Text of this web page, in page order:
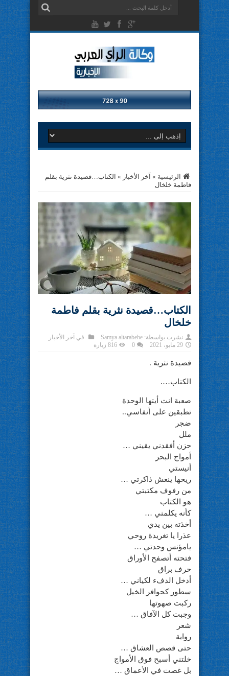
الرئيسية » آخر الأخبار » الكتاب…قصيدة نثرية بقلم
فاطمة خلخال
الكتاب…قصيدة نثرية بقلم فاطمة
خلخال
نشرت بواسطة: Samya altarabehe في آخر الأخبار
29 مايو، 2021
0 816 زيارة
قصيدة نثرية .
الكتاب….
صعبة انت أيتها الوحدة
تطبقين على أنفاسي..
ضجر
ملل
حزن أفقدني يقيني …
أمواج البحر
أنيستي
ريحها ينعش ذاكرتي …
من رفوف مكتبتي
هو الكتاب
كأنه يكلمني …
أخذته بين يدي
عذرا يا تغريدة روحي
يامؤنس وحدتي …
فتحته أتصفح الأوراق
حرف براق
أدخل الدفء لكياني …
سطور كحوافر الخيل
ركبت صهوتها
وجبت كل الآفاق …
شعر
رواية
حتى قصص العشاق …
خلتني أسبح فوق الأمواج
بل غصت في الأعماق …